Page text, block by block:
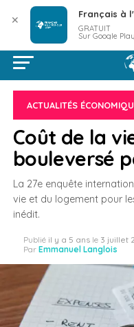
ACTUALITÉS
Coût de la
bouleversé
La 27e enquête
vie et du logement pour
inédit.
Publié il y a 5 ans le 3 juillet
Par Emmanuel Langlois
✕ Français à
GRATUIT
Sur Google Play